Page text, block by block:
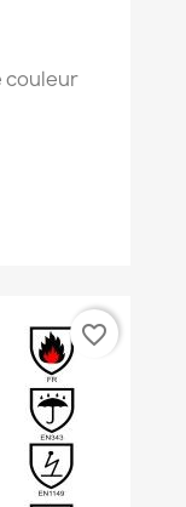
couleur
favorite_border